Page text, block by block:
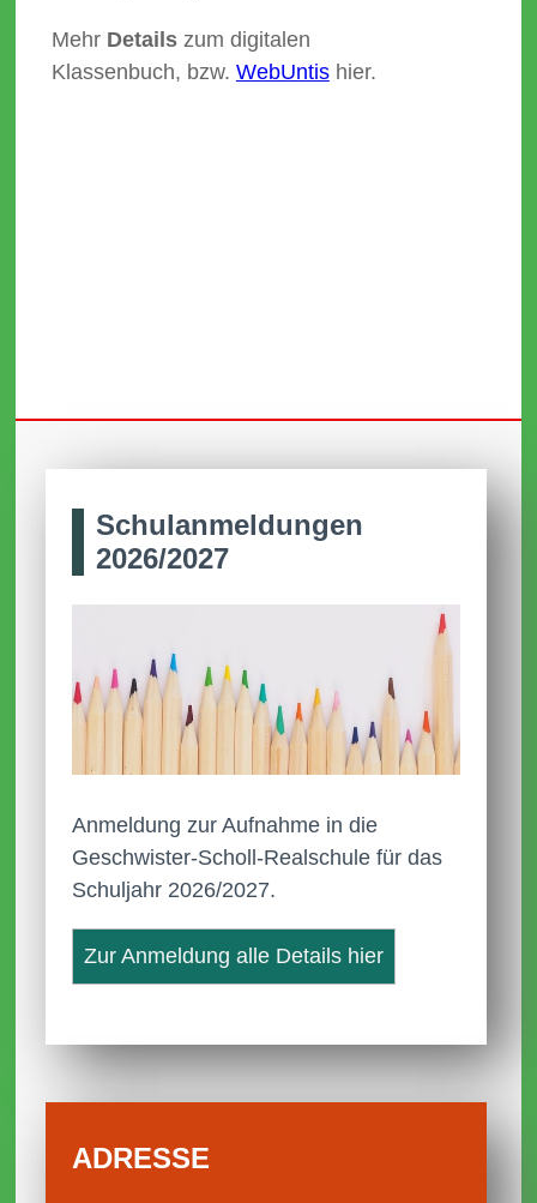
Mehr Detailszum digitalen
Klassenbuch, bzw. WebUntishier.
Schul­anmel­dungen
2026/2027
Anmeldung zur Aufnahme in die
Geschwister-Scholl-Realschule für das
Schuljahr 2026/2027.
Zur Anmeldung alle Details hier
ADRESSE